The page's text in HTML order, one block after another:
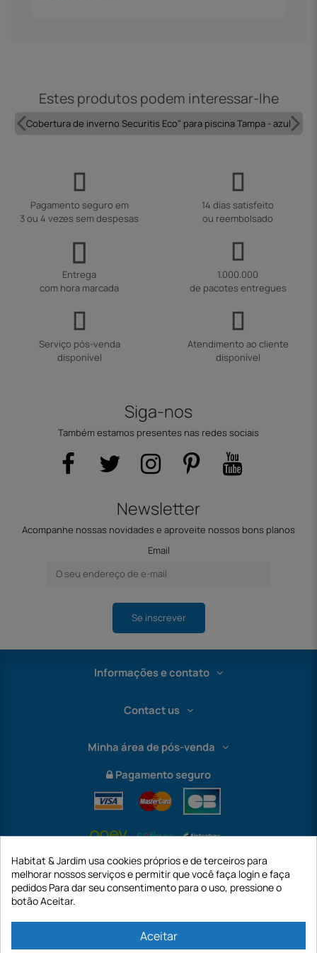
Estes produtos podem interessar-lhe
Cobertura de inverno Securitis Eco" para piscina Tampa - azul
Pagamento seguro em
3 ou 4 vezes sem despesas
14 dias satisfeito
ou reembolsado
Entrega
com hora marcada
1.000.000
de pacotes entregues
Serviço pós-venda
disponível
Atendimento ao cliente
disponível
Siga-nos
Também estamos presentes nas redes sociais
Newsletter
Acompanhe nossas novidades e aproveite nossos bons planos
Email
Se inscrever
Informações e contato
Contact us
Minha área de pós-venda
Pagamento seguro
Habitat & Jardim usa cookies próprios e de terceiros para
melhorar nossos serviços e permitir que você faça login e faça
pedidos Para dar seu consentimento para o uso, pressione o
botão Aceitar.
Aceitar